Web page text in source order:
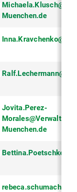
Muenchen.de
Jovita.Perez-
Muenchen.de